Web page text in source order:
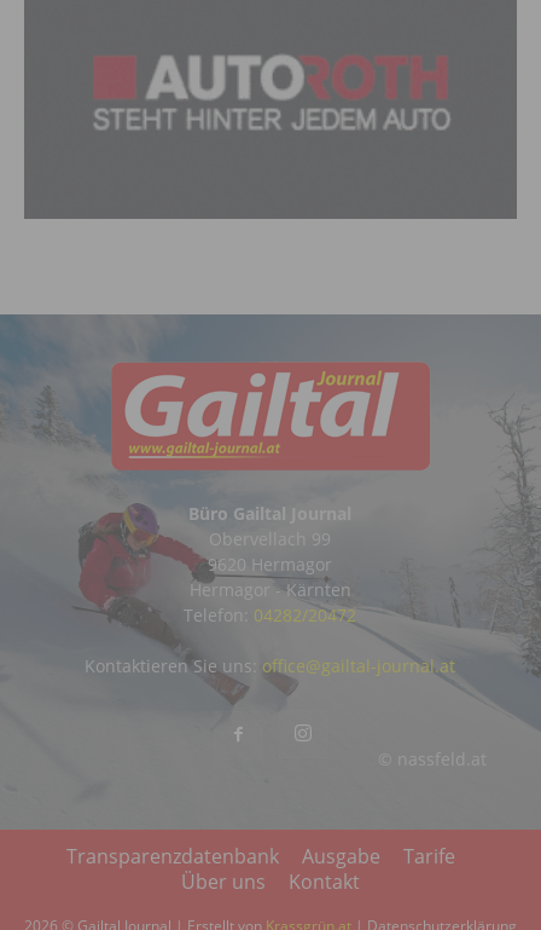
Büro Gailtal Journal
Obervellach 99
9620 Hermagor
Hermagor - Kärnten
Telefon: 04282/20472
© nassfeld.at
Kontaktieren Sie uns: office@gailtal-journal.at
Transparenzdatenbank Ausgabe
Tarife
Über uns
Kontakt
2026 © Gailtal Journal | Erstellt von Krassgrün.at | Datenschutzerklärung